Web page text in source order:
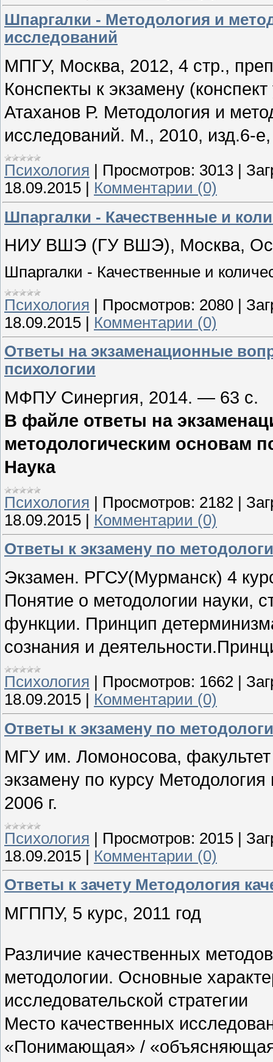
Шпаргалки - Методология и
исследований
МПГУ, Москва, 2012, 4 стр.,
Конспекты к экзамену
Атаханов Р. Методология и
исследований. М., 2010, изд.6-
Психология Просмотров: 3013
18.09.2015
Комментарии (0)
Шпаргалки - Качественные и
НИУ ВШЭ (ГУ ВШЭ), Москва,
Шпаргалки - Качественные и
Психология | Просмотров: 2080 |
18.09.2015 | Комментарии (0)
Ответы на экзаменационные
психологии
МФПУ Синергия, 2014. — 63 с.
В файле ответы на
методологическим основам
Наука
Психология | Просмотров: 2182 |
18.09.2015 | Комментарии (0)
Ответы к экзамену по
Экзамен. РГСУ(Мурманск) 4
Понятие о методологии науки,
функции. Принцип
сознания и
Психология Просмотров: 1662
18.09.2015
Комментарии (0)
Ответы к экзамену по
МГУ им. Ломоносова,
экзамену по курсу
2006 г.
Психология Просмотров: 2015
18.09.2015
Комментарии (0)
Ответы к зачету Методология
МГППУ, 5 курс, 2011 год
Различие качественных
методологии. Основные
исследовательской стратегии
Место качественных
«Понимающая» /